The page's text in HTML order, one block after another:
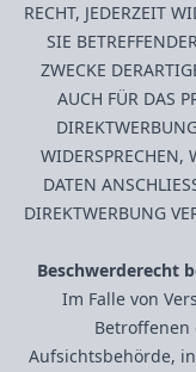
RECHT, JEDERZEIT
SIE
ZWECKE
AUCH FÜR DAS
WIDERSPRECHEN,
DATEN
DIREKTWERBUNG
Beschwerde­recht
Im Falle von
Betroffenen
Aufsichtsbehörde,